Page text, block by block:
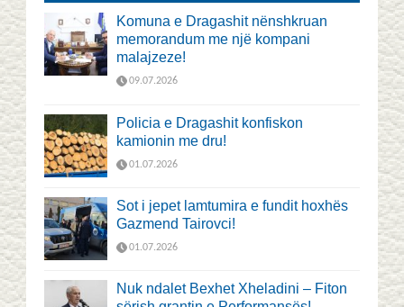
Komuna e Dragashit nënshkruan
memorandum me një kompani
malajzeze!
09.07.2026
Policia e Dragashit konfiskon
kamionin me dru!
01.07.2026
Sot i jepet lamtumira e fundit hoxhës
Gazmend Tairovci!
01.07.2026
Nuk ndalet Bexhet Xheladini – Fiton